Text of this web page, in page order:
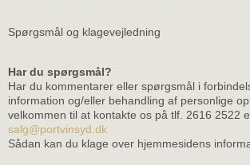
Spørgsmål og klagevejledning
Har du spørgsmål?
Har du kommentarer eller spørgsmål i
information og/eller behandling af personlige
velkommen til at kontakte os på tlf. 2616 2522
salg@portvinsyd.dk
Sådan kan du klage over hjemmesidens